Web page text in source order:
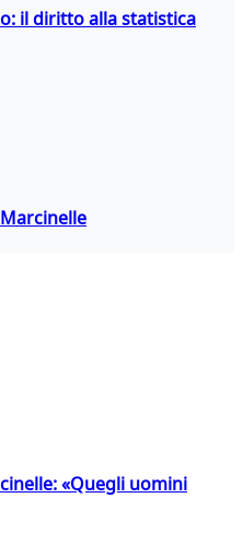
il diritto alla statistica
«Quegli uomini